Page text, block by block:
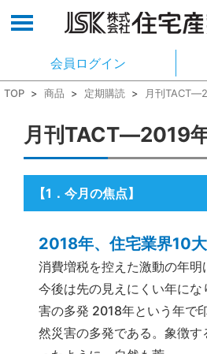
会員ログイン
TOP > 商品 > 定期購読 > 月刊
月刊TACT―2019
【1 ．今月の焦点】
2018年、住宅業界10
消費増税を控えた激動の年
今後は先の見えにくい年に
害の多発 2018年という年で
然災害の多発である。象徴す